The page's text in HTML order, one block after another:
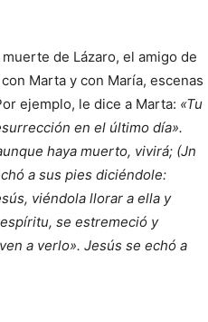
de Lázaro, el amigo de
Marta y con María, escenas
ejemplo, le dice a Marta: «Tu
en el último día».
haya muerto, vivirá; (Jn
a sus pies diciéndole:
viéndola llorar a ella y
se estremeció y
a verlo». Jesús se echó a